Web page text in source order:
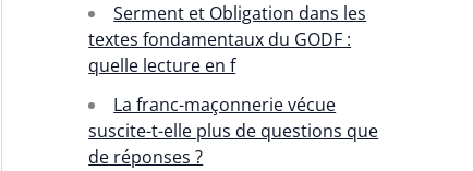
Serment et Obligation dans les
textes fondamentaux du GODF :
quelle lecture en f
La franc-maçonnerie vécue
suscite-t-elle plus de questions que
de réponses ?